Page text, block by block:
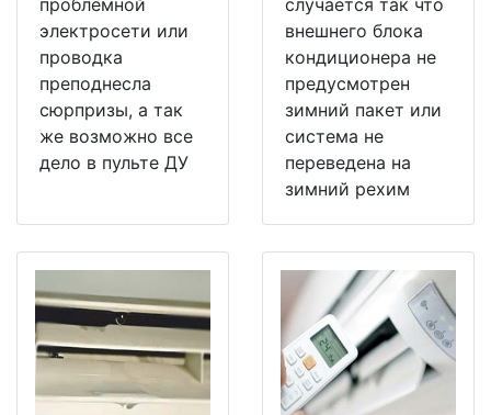
проблемной
электросети или
проводка
преподнесла
сюрпризы, а так
же возможно все
дело в пульте ДУ
случается так что
внешнего блока
кондиционера не
предусмотрен
зимний пакет или
система не
переведена на
зимний рехим